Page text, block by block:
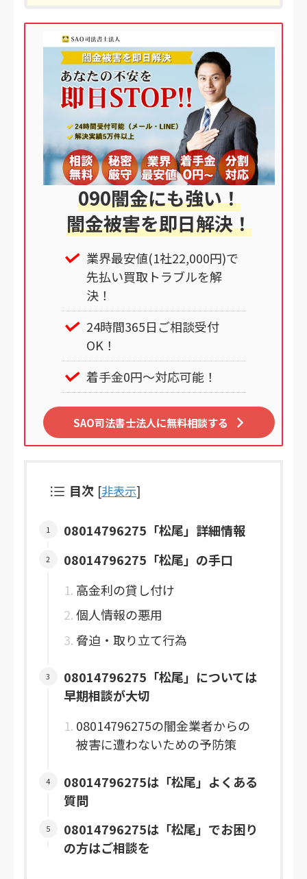
090闇金にも強い！
闇金被害を即日解決！
業界最安値(1社22,000円)で
先払い買取トラブルを解
決！
24時間365日ご相談受付
OK！
着手金0円～対応可能！
SAO司法書士法人に無料相談する
目次 [非表示]
08014796275「松尾」詳細情報
08014796275「松尾」の手口
高金利の貸し付け
個人情報の悪用
脅迫・取り立て行為
08014796275「松尾」については
早期相談が大切
08014796275の闇金業者からの
被害に遭わないための予防策
08014796275は「松尾」よくある
質問
08014796275は「松尾」でお困り
の方はご相談を